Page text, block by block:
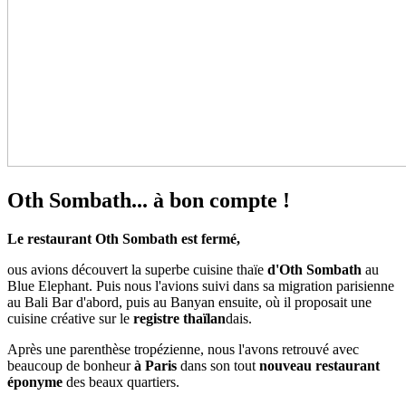
Oth Sombath... à bon compte !
Le restaurant Oth Sombath est fermé,
ous avions découvert la superbe cuisine thaïe d'Oth Sombath au
Blue Elephant. Puis nous l'avions suivi dans sa migration parisienne
au Bali Bar d'abord, puis au Banyan ensuite, où il proposait une
cuisine créative sur le registre thaïlandais.
Après une parenthèse tropézienne, nous l'avons retrouvé avec
beaucoup de bonheurà Paris dans son tout nouveau restaurant
éponyme des beaux quartiers.